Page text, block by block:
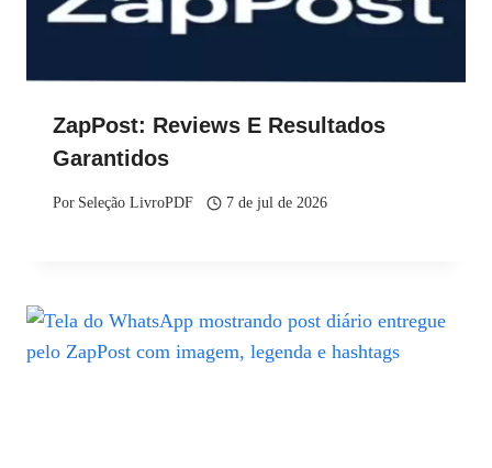
ZapPost: Reviews E Resultados
Garantidos
Por Seleção LivroPDF 7 de jul de 2026